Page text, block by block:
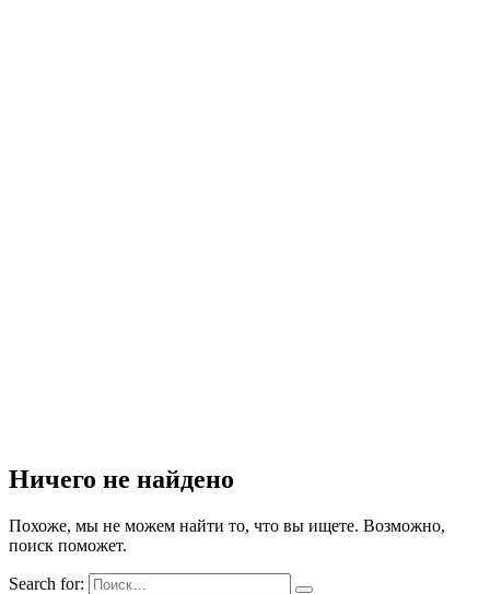
Ничего не найдено
Похоже, мы не можем найти то, что вы ищете. Возможно,
поиск поможет.
Search for: